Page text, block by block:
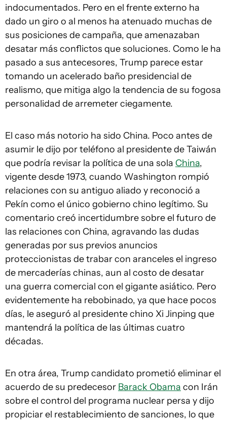
indocumentados. Pero en el frente externo ha
dado un giro o al menos ha atenuado muchas de
sus posiciones de campaña, que amenazaban
desatar más conflictos que soluciones. Como le ha
pasado a sus antecesores, Trump parece estar
tomando un acelerado baño presidencial de
realismo, que mitiga algo la tendencia de su fogosa
personalidad de arremeter ciegamente.
El caso más notorio ha sido China. Poco antes de
asumir le dijo por teléfono al presidente de Taiwán
que podría revisar la política de una sola China,
vigente desde 1973, cuando Washington rompió
relaciones con su antiguo aliado y reconoció a
Pekín como el único gobierno chino legítimo. Su
comentario creó incertidumbre sobre el futuro de
las relaciones con China, agravando las dudas
generadas por sus previos anuncios
proteccionistas de trabar con aranceles el ingreso
de mercaderías chinas, aun al costo de desatar
una guerra comercial con el gigante asiático. Pero
evidentemente ha rebobinado, ya que hace pocos
días, le aseguró al presidente chino Xi Jinping que
mantendrá la política de las últimas cuatro
décadas.
En otra área, Trump candidato prometió eliminar el
acuerdo de su predecesor Barack Obama con Irán
sobre el control del programa nuclear persa y dijo
propiciar el restablecimiento de sanciones, lo que